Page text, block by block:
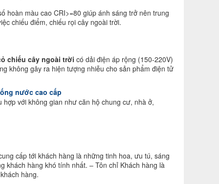
hoàn màu cao CRI>=80 giúp ánh sáng trở nên trung
chiếu điểm, chiếu rọi cây ngoài trời.
chiếu cây ngoài trời có dải điện áp rộng (150-220V)
không gây ra hiện tượng nhiễu cho sản phẩm điện tử
nước cao cấp
với không gian như căn hộ chung cư, nhà ở,
cấp tới khách hàng là những tinh hoa, ưu tú, sáng
khách hàng khó tính nhất. – Tôn chỉ Khách hàng là
hàng.